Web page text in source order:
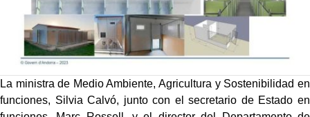
La ministra de Medio Ambiente, Agricultura y Sostenibilidad en
funciones, Silvia Calvó, junto con el secretario de Estado en